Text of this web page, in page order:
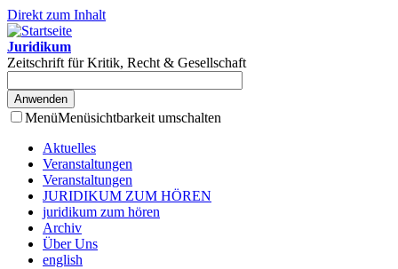
Direkt zum Inhalt
Juridikum
Zeitschrift für Kritik, Recht & Gesellschaft
MenüMenüsichtbarkeit umschalten
Aktuelles
Veranstaltungen
Veranstaltungen
JURIDIKUM ZUM HÖREN
juridikum zum hören
Archiv
Über Uns
english